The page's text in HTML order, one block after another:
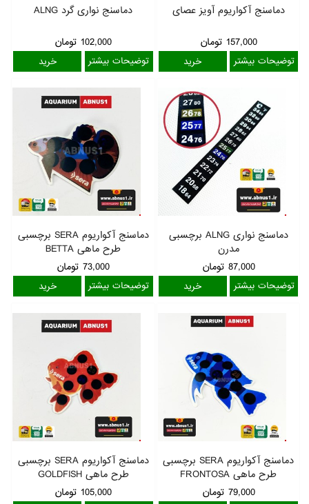
دماسنج آکواریوم آویز عصای
157,000 تومان
توضیحات بیشتر
دماسنج نواری گرد ALNG
102,000 تومان
توضیحات بیشتر
دماسنج نواری ALNG برچسبی
مدرن
87,000 تومان
توضیحات بیشتر
دماسنج آکواریوم SERA برچسبی
طرح ماهی BETTA
73,000 تومان
توضیحات بیشتر
دماسنج آکواریوم SERA برچسبی
طرح ماهی FRONTOSA
79,000 تومان
دماسنج آکواریوم SERA برچسبی
طرح ماهی GOLDFISH
105,000 تومان